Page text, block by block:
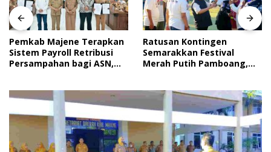
Pemkab Majene Terapkan
Sistem Payroll Retribusi
Persampahan bagi ASN,
Ratusan Kontingen
Semarakkan Festival
Merah Putih Pamboang,
Tanah Air